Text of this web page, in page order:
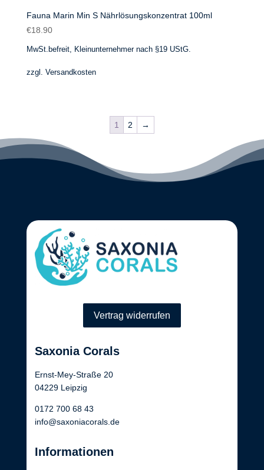
Fauna Marin Min S Nährlösungskonzentrat 100ml
€18.90
MwSt.befreit, Kleinunternehmer nach §19 UStG.
zzgl. Versandkosten
1 2 →
Vertrag widerrufen
Saxonia Corals
Ernst-Mey-Straße 20
04229 Leipzig
0172 700 68 43
info@saxoniacorals.de
Informationen